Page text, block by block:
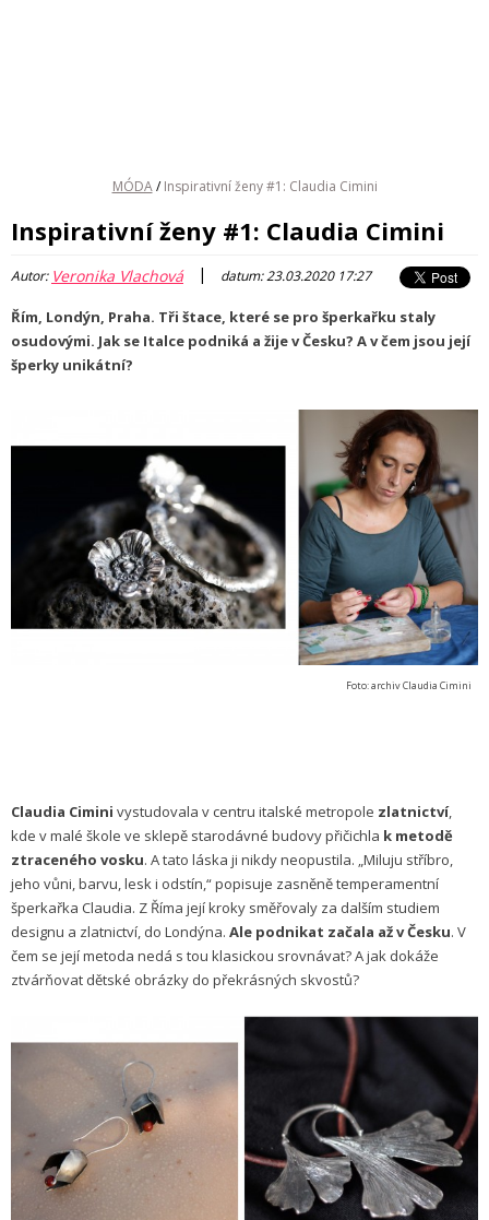
MÓDA / Inspirativní ženy #1: Claudia Cimini
Inspirativní ženy #1: Claudia Cimini
Autor: Veronika Vlachová | datum: 23.03.2020 17:27
Řím, Londýn, Praha. Tři štace, které se pro šperkařku staly
osudovými. Jak se Italce podniká a žije v Česku? A v čem jsou její
šperky unikátní?
Foto: archiv Claudia Cimini
Claudia Cimini vystudovala v centru italské metropole zlatnictví,
kde v malé škole ve sklepě starodávné budovy přičichla k metodě
ztraceného vosku. A tato láska ji nikdy neopustila. „Miluju stříbro,
jeho vůni, barvu, lesk i odstín,“ popisuje zasněně temperamentní
šperkařka Claudia. Z Říma její kroky směřovaly za dalším studiem
designu a zlatnictví, do Londýna. Ale podnikat začala až v Česku. V
čem se její metoda nedá s tou klasickou srovnávat? A jak dokáže
ztvárňovat dětské obrázky do překrásných skvostů?